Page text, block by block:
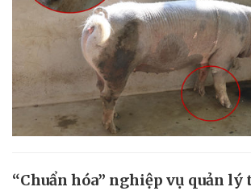
“Chuẩn hóa” nghiệp vụ quản